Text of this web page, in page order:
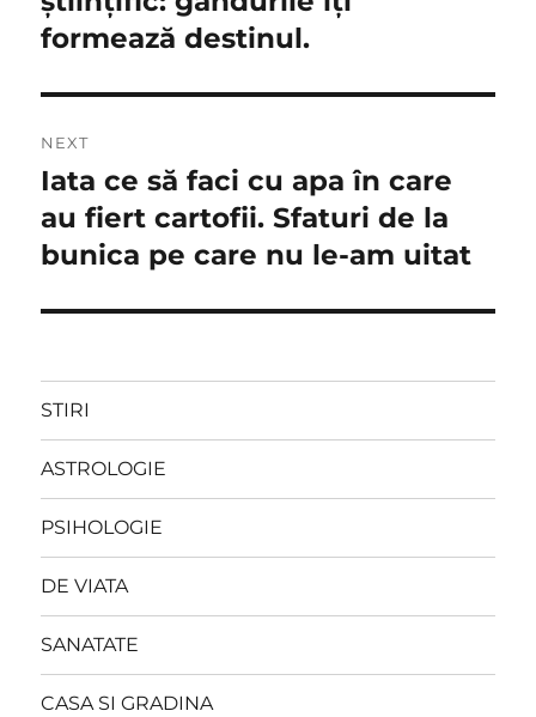
formează destinul.
NEXT
Next
post:
Iata ce să faci cu apa în care
au fiert cartofii. Sfaturi de la
bunica pe care nu le-am uitat
STIRI
ASTROLOGIE
PSIHOLOGIE
DE VIATA
SANATATE
CASA SI GRADINA